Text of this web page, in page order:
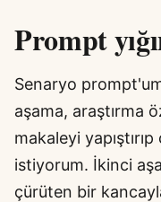
Prompt
Senaryo
aşama, araştırma
makaleyi
istiyorum. İkinci
çürüten bir